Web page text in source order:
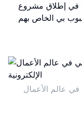
في إطلاق مشروع
عالم الأعمال